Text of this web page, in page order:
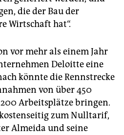
die der Bau der
Wirtschaft hat“.
vor mehr als einem Jahr
­Deloitte eine
könnte die Rennstrecke
von über 450
Arbeitsplätze bringen.
kostenseitig zum Nulltarif,
Almeida und seine